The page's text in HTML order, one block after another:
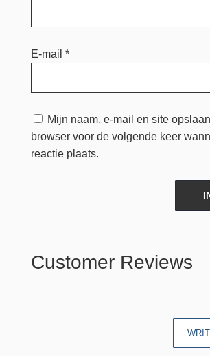
E-mail *
Mijn naam, e-mail en site
browser voor de volgende keer
reactie plaats.
Customer Reviews